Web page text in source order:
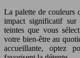
La palette de couleurs
impact significatif sur
teintes que vous
votre bien-être au
accueillante, optez